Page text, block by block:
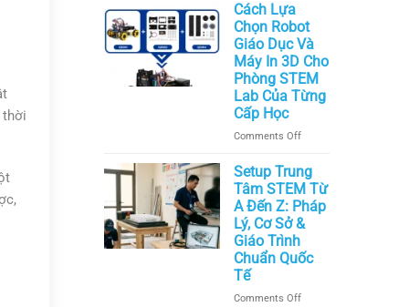
thời
STEM
Hiện
Đại
Nhất
Hiện
Xây
Dựng
Phòng
STEM
Lab
Hết
Nhiêu?
Cách Lựa
Chọn Robot
Giáo Dục Và
Máy In 3D Cho
Phòng STEM
Lab Của Từng
Cấp Học
Comments Offon
Lựa
Chọn
Robot
Giáo
Và
Máy
3D
Setup Trung
Tâm STEM Từ
A Đến Z: Pháp
Lý, Cơ Sở &
Giáo Trình
Chuẩn Quốc
Tế
Comments Offon